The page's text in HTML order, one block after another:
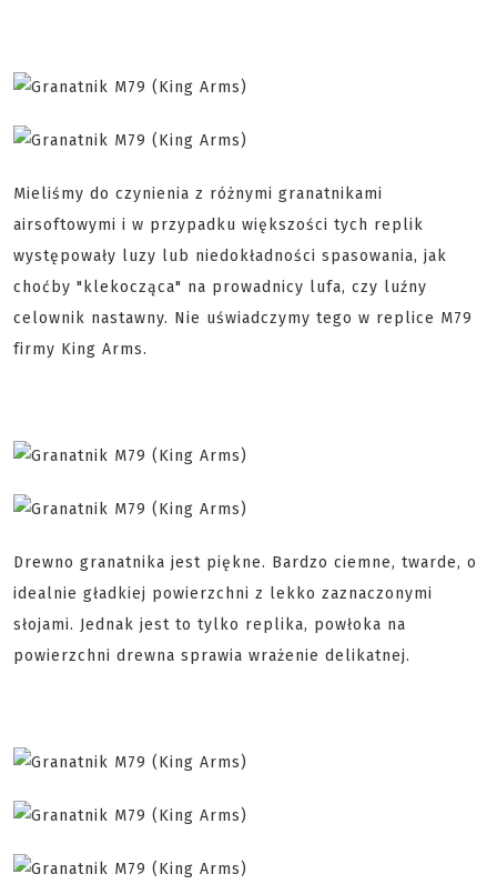
Mieliśmy do czynienia z różnymi granatnikami
airsoftowymi i w przypadku większości tych replik
występowały luzy lub niedokładności spasowania, jak
choćby "klekocząca" na prowadnicy lufa, czy luźny
celownik nastawny. Nie uświadczymy tego w replice M79
firmy King Arms.
Drewno granatnika jest piękne. Bardzo ciemne, twarde, o
idealnie gładkiej powierzchni z lekko zaznaczonymi
słojami. Jednak jest to tylko replika, powłoka na
powierzchni drewna sprawia wrażenie delikatnej.